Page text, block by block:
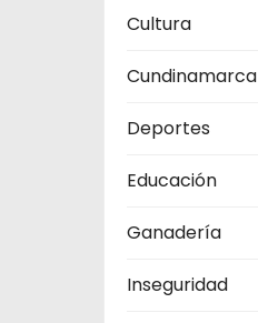
Cultura
Cundinamarca
Deportes
Educación
Ganadería
Inseguridad